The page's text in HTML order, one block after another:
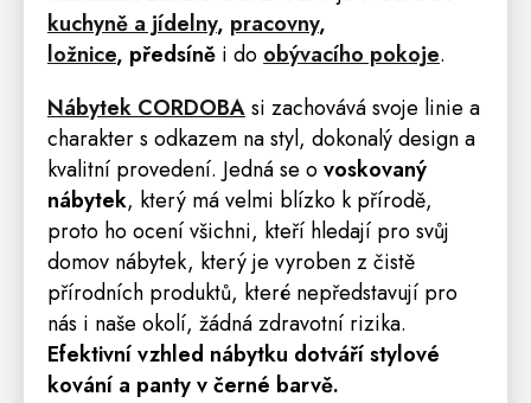
kuchyně a jídelny, pracovny,
ložnice, předsíně i do obývacího pokoje.
Nábytek CORDOBAsi zachovává svoje linie a
charakter s odkazem na styl, dokonalý design a
kvalitní provedení. Jedná se ovoskovaný
nábytek, který má velmi blízko k přírodě,
proto ho ocení všichni, kteří hledají pro svůj
domov nábytek, který je vyroben z čistě
přírodních produktů, které nepředstavují pro
nás i naše okolí, žádná zdravotní rizika.
Efektivní vzhled nábytku dotváří stylové
kování a panty v černé barvě.